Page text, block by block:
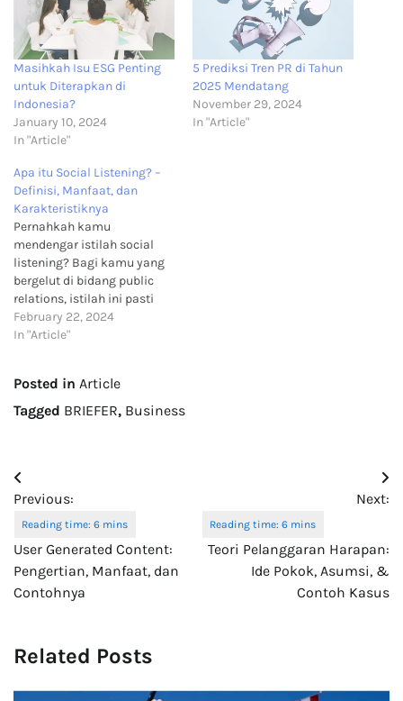
Masihkah Isu ESG Penting
untuk Diterapkan di
Indonesia?
January 10, 2024
In "Article"
5 Prediksi Tren PR di Tahun
2025 Mendatang
November 29, 2024
In "Article"
Apa itu Social Listening? –
Definisi, Manfaat, dan
Karakteristiknya
Pernahkah kamu
mendengar istilah social
listening? Bagi kamu yang
bergelut di bidang public
relations, istilah ini pasti
sudah tidak asing lagi. Pada
intinya, istilah ini berkaitan
guna menghasilkan analisis
yang dapat digunakan
pun dapat…
February 22, 2024
In "Article"
Posted in Article
Tagged BRIEFER, Business
Post
navigation
Previous:
User Generated Content:
Pengertian, Manfaat, dan
Contohnya
Next:
Teori Pelanggaran Harapan:
Ide Pokok, Asumsi, &
Contoh Kasus
Related Posts